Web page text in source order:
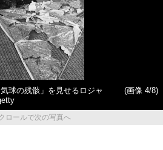
球の残骸」を見せるロジャ
(画像 4/8)
ロールで次の写真へ